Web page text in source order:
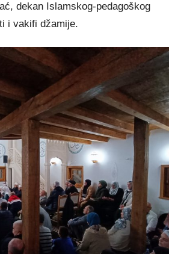
dekan Islamskog-pedagoškog
i vakifi džamije.